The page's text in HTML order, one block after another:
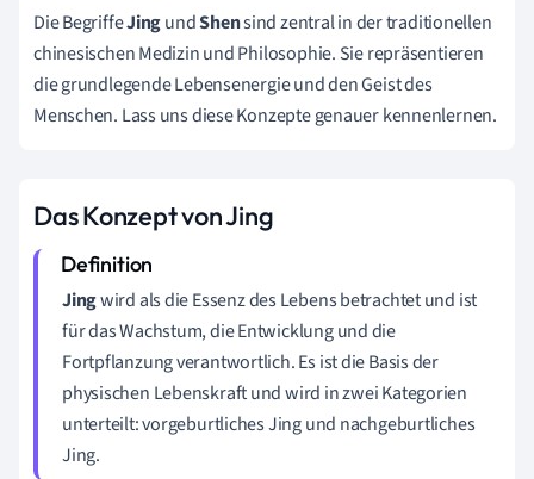
Die BegriffeJingundShensind zentral in der traditionellen
chinesischen Medizin und Philosophie. Sie repräsentieren
die grundlegende Lebensenergie und den Geist des
Menschen. Lass uns diese Konzepte genauer kennenlernen.
Das Konzept von Jing
Jingwird als die Essenz des Lebens betrachtet und ist
für das Wachstum, die Entwicklung und die
Fortpflanzung verantwortlich. Es ist die Basis der
physischen Lebenskraft und wird in zwei Kategorien
unterteilt: vorgeburtliches Jing und nachgeburtliches
Jing.